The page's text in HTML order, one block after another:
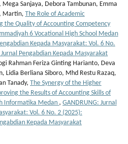
Mega Sanjaya, Debora Tambunan, Emma
Martin, The Role of Academic
the Quality of Accounting Competency
6 Vocational High School Medan
Kepada Masyarakat: Vol. 6 No.
Pengabdian Kepada Masyarakat
Rahman Feriza Ginting Harianto, Deva
Lidia Berliana Siboro, Mhd Restu Razaq,
Tanady, The Synergy of the Higher
the Results of Accounting Skills of
Informatika Medan , GANDRUNG: Jurnal
Vol. 6 No. 2 (2025):
Kepada Masyarakat